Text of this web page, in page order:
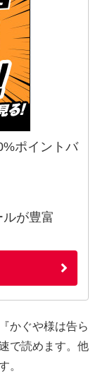
ポイントバ
ルが豊富
かぐや様は告ら
で読めます。他
。